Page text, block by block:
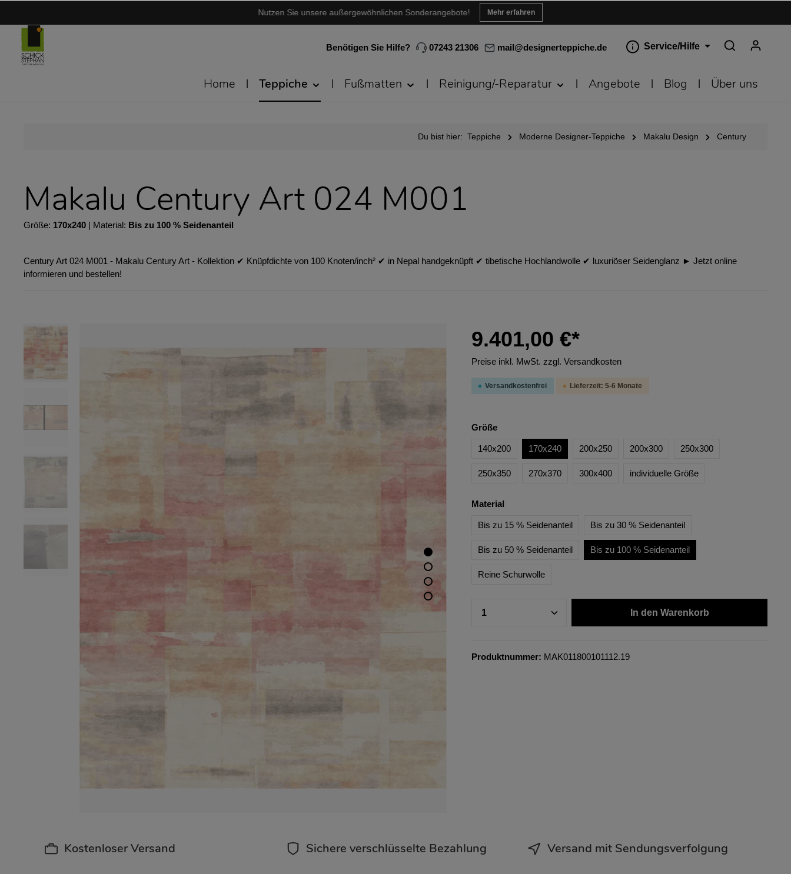
Nutzen Sie unsere außergewöhnlichen Sonderangebote! Mehr erfahren
Benötigen Sie Hilfe? 07243 21306 mail@designerteppiche.de Service/Hilfe
Home Teppiche Fußmatten Reinigung/-Reparatur Angebote Blog Über uns
Du bist hier: Teppiche Moderne Designer-Teppiche Makalu Design Century
Makalu Century Art 024 M001
Größe: 170x240 | Material: Bis zu 100 % Seidenanteil
Century Art 024 M001 - Makalu Century Art - Kollektion ✔︎ Knüpfdichte von 100 Knoten/inch² ✔︎ in Nepal handgeknüpft ✔︎ tibetische Hochlandwolle ✔︎ luxuriöser Seidenglanz ► Jetzt online
informieren und bestellen!
9.401,00 €*
Preise inkl. MwSt. zzgl. Versandkosten
Versandkostenfrei Lieferzeit: 5-6 Monate
Größe
140x200 170x240 200x250 200x300 250x300
250x350 270x370 300x400 individuelle Größe
Material
Bis zu 15 % Seidenanteil Bis zu 30 % Seidenanteil
Bis zu 50 % Seidenanteil Bis zu 100 % Seidenanteil
Reine Schurwolle
In den Warenkorb
Produktnummer: MAK011800101112.19
Kostenloser Versand Sichere verschlüsselte Bezahlung Versand mit Sendungsverfolgung